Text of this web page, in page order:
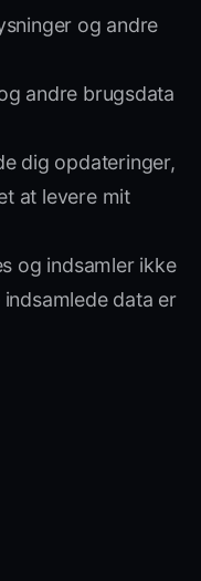
og andre
andre brugsdata
dig opdateringer,
at levere mit
og indsamler ikke
data er